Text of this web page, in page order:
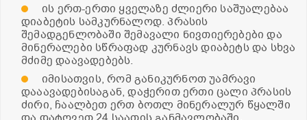
ის ერთ-ერთი ყველაზე ძლიერი საშუალებაა
დიაბეტის სამკურნალოდ. პრასის
შემადგენლობაში შემავალი ნივთიერებები და
მინერალები სწრაფად კურნავს დიაბეტს და სხვა
მძიმე დაავადებებს.
იმისათვის, რომ განიკურნოთ უამრავი
დააავადებისაგან, დაჭერით ერთი ცალი პრასის
ძირი, ჩაალბეთ ერთ ბოთლ მინერალურ წყალში